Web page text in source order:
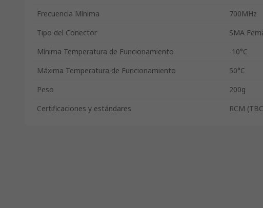
Frecuencia Mínima
700MHz
Tipo del Conector
SMA
Mínima Temperatura de Funcionamiento
-10°C
Máxima Temperatura de Funcionamiento
50°C
Peso
200g
Certificaciones y estándares
RCM